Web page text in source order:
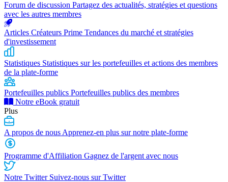
Forum de discussion Partagez des actualités, stratégies et questions
avec les autres membres
Articles Créateurs Prime Tendances du marché et stratégies
d'investissement
Statistiques Statistiques sur les portefeuilles et actions des membres
de la plate-forme
Portefeuilles publics Portefeuilles publics des membres
Notre eBook gratuit
Plus
A propos de nous Apprenez-en plus sur notre plate-forme
Programme d'Affiliation Gagnez de l'argent avec nous
Notre Twitter Suivez-nous sur Twitter